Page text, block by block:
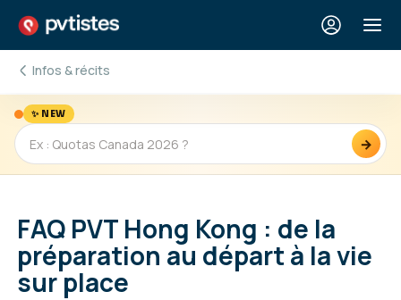
Infos & récits
✨ NEW
→
FAQ PVT Hong Kong : de la
préparation au départ à la vie
sur place